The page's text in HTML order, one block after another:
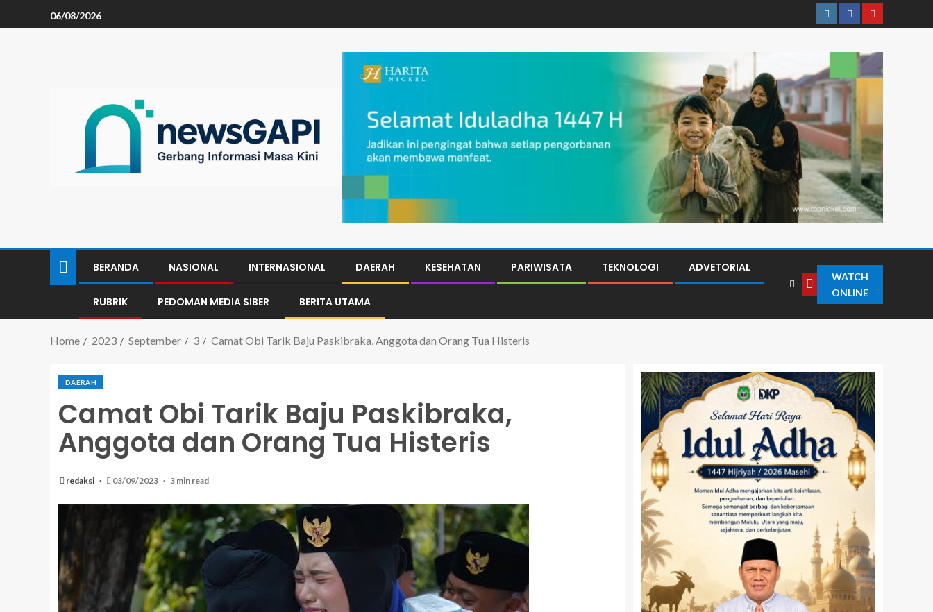
06/08/2026
BERANDA NASIONAL INTERNASIONAL DAERAH KESEHATAN PARIWISATA TEKNOLOGI ADVETORIAL
RUBRIK PEDOMAN MEDIA SIBER BERITA UTAMA
WATCH
ONLINE
Home 2023 September 3 Camat Obi Tarik Baju Paskibraka, Anggota dan Orang Tua Histeris
DAERAH
Camat Obi Tarik Baju Paskibraka,
Anggota dan Orang Tua Histeris
redaksi 03/09/2023 3 min read